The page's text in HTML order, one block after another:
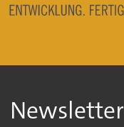
Newsletter